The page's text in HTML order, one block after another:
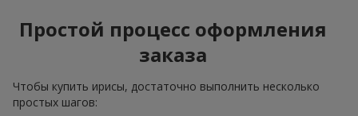
Простой процесс оформления
заказа
Чтобы купить ирисы, достаточно выполнить несколько
простых шагов: